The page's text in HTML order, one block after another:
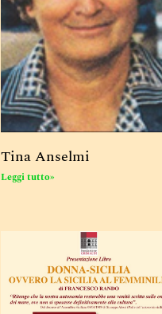
Tina Anselmi
Leggi tutto»